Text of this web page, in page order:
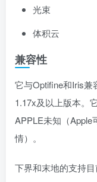
光束
体积云
兼容性
它与Optifine和Iris兼
1.17x及以上版本。
APPLE未知（Apple
情）。
下界和末地的支持目